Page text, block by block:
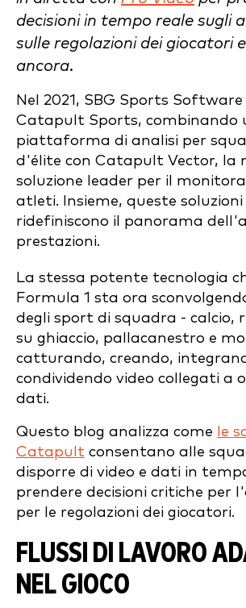
decisioni in tempo reale sugli
sulle regolazioni dei giocatori
ancora.
Nel 2021, SBG Sports
Catapult Sports, combinando
piattaforma di analisi per
d'élite con Catapult Vector, la
soluzione leader per il
atleti. Insieme, queste
ridefiniscono il panorama
prestazioni.
La stessa potente tecnologia
Formula 1 sta ora
degli sport di squadra - calcio,
su ghiaccio, pallacanestro e
catturando, creando,
condividendo video collegati a
dati.
Questo blog analizza come
le
Catapult consentano alle
disporre di video e dati in
prendere decisioni critiche per
per le regolazioni dei giocatori.
FLUSSI DI LAVORO
NEL GIOCO